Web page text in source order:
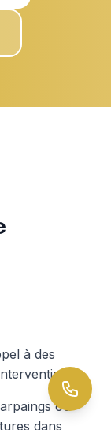
à des
ou
dans